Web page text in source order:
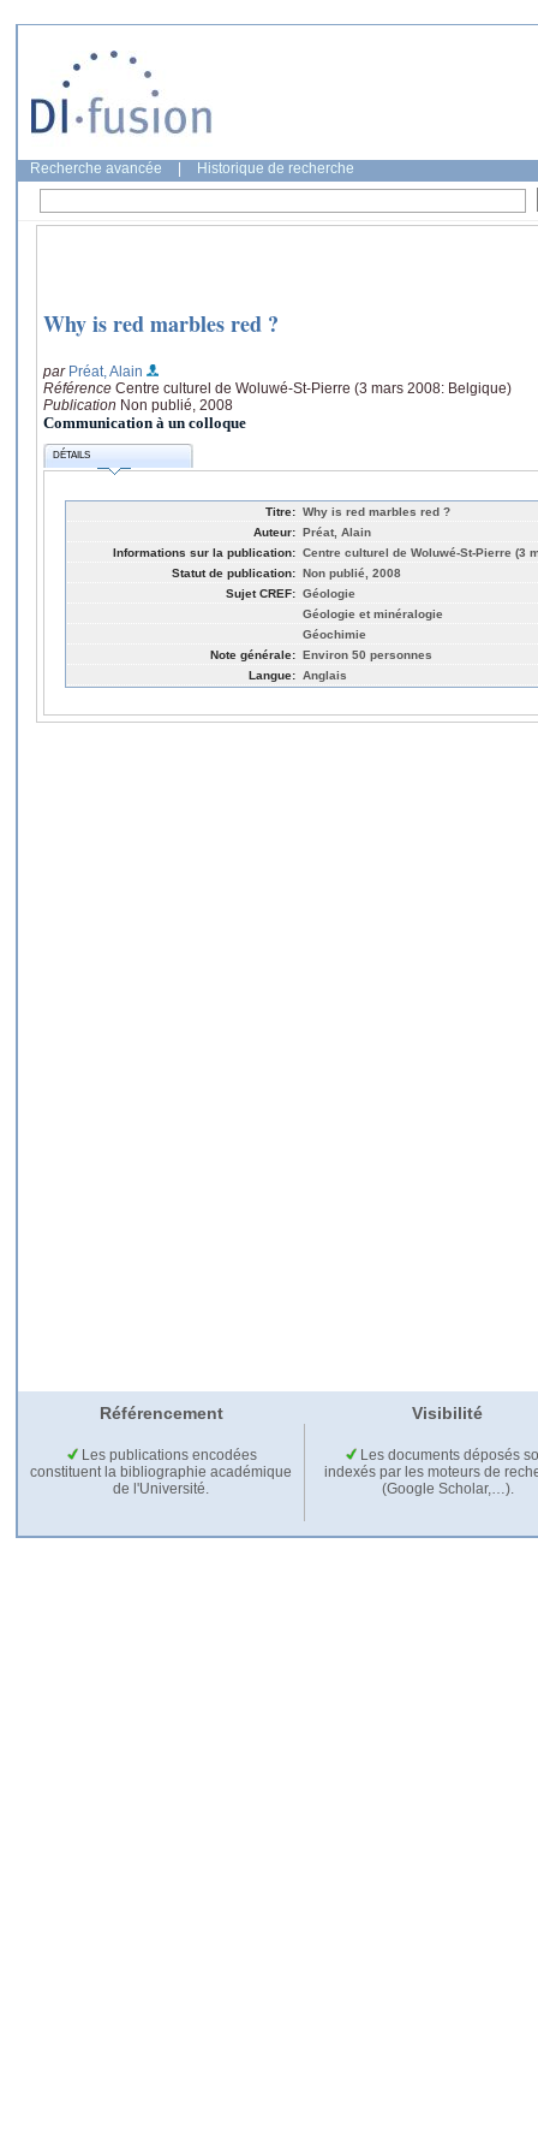
Recherche avancée Historique de recherche
Why is red marbles red ?
par Préat, Alain
Référence Centre culturel de Woluwé-St-Pierre (3 mars 2008: Belgique)
Publication Non publié, 2008
Communication à un colloque
DÉTAILS
Titre: Why is red marbles red ?
Auteur: Préat, Alain
Informations sur la publication: Centre culturel de Woluwé-St-Pierre (3
Statut de publication: Non publié, 2008
Sujet CREF: Géologie
Géologie et minéralogie
Géochimie
Note générale: Environ 50 personnes
Langue: Anglais
Référencement Visibilité
Les publications encodées
constituent la bibliographie académique
de l'Université.
Les documents déposés
indexés par les moteurs de
(Google Scholar,…).